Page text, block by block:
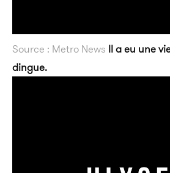
Source : Metro News Il a eu une
dingue.